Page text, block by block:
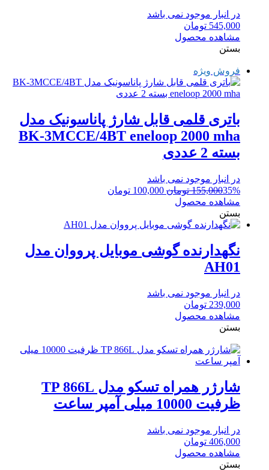
در انبار موجود نمی باشد
545,000 تومان
مشاهده محصول
بستن
فروش ویژه
باتری قلمی قابل شارژ پاناسونیک مدل
BK-3MCCE/4BT eneloop 2000 mha
بسته 2 عددی
در انبار موجود نمی باشد
35%
155,000 تومان قیمت
بود.
100,000 تومان
مشاهده محصول
بستن
نگهدارنده گوشی موبایل پرووان مدل
AH01
در انبار موجود نمی باشد
239,000 تومان
مشاهده محصول
بستن
شارژر همراه تسکو مدل TP 866L
ظرفیت 10000 میلی آمپر ساعت
در انبار موجود نمی باشد
406,000 تومان
مشاهده محصول
بستن